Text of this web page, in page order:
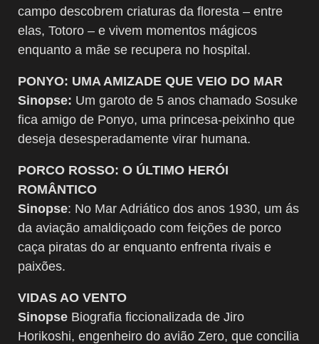
campo descobrem criaturas da floresta – entre
elas, Totoro – e vivem momentos mágicos
enquanto a mãe se recupera no hospital.
PONYO: UMA AMIZADE QUE VEIO DO MAR
Sinopse: Um garoto de 5 anos chamado Sosuke
fica amigo de Ponyo, uma princesa-peixinho que
deseja desesperadamente virar humana.
PORCO ROSSO: O ÚLTIMO HERÓI
ROMÂNTICO
Sinopse: No Mar Adriático dos anos 1930, um ás
da aviação amaldiçoado com feições de porco
caça piratas do ar enquanto enfrenta rivais e
paixões.
VIDAS AO VENTO
Sinopse Biografia ficcionalizada de Jiro
Horikoshi, engenheiro do avião Zero, que concilia